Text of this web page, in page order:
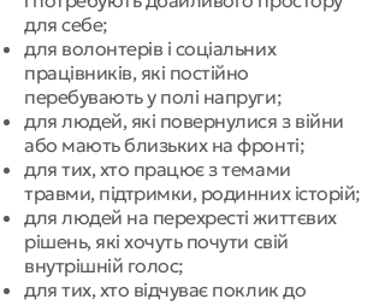
для себе;
для волонтерів і соціальних
працівників, які постійно
перебувають у полі напруги;
для людей, які повернулися з війни
або мають близьких на фронті;
для тих, хто працює з темами
травми, підтримки, родинних історій;
для людей на перехресті життєвих
рішень, які хочуть почути свій
внутрішній голос;
для тих, хто відчуває поклик до